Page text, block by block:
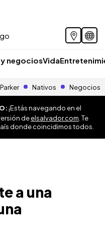
negociosVida
Nativos Negocios
¡Estás navegando en el
deelsalvador.com . Te
donde coincidimos todos.
a una